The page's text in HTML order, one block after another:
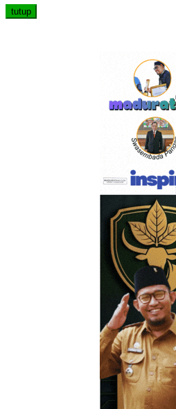
tutup